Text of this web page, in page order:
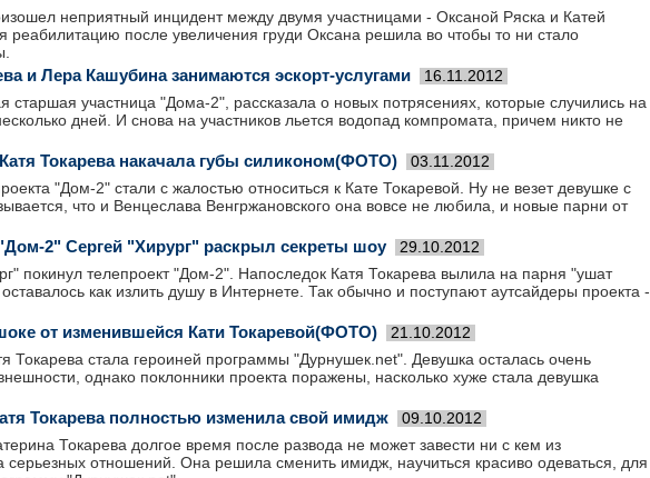
неприятный инцидент между двумя участницами - Оксаной Ряска и Катей
реабилитацию после увеличения груди Оксана решила во чтобы то ни стало
и Лера Кашубина занимаются эскорт-услугами 16.11.2012
старшая участница "Дома-2", рассказала о новых потрясениях, которые случились на
дней. И снова на участников льется водопад компромата, причем никто не
Токарева накачала губы силиконом(ФОТО) 03.11.2012
"Дом-2" стали с жалостью относиться к Кате Токаревой. Ну не везет девушке с
что и Венцеслава Венгржановского она вовсе не любила, и новые парни от
2" Сергей "Хирург" раскрыл секреты шоу 29.10.2012
покинул телепроект "Дом-2". Напоследок Катя Токарева вылила на парня "ушат
как излить душу в Интернете. Так обычно и поступают аутсайдеры проекта -
от изменившейся Кати Токаревой(ФОТО) 21.10.2012
Токарева стала героиней программы "Дурнушек.net". Девушка осталась очень
однако поклонники проекта поражены, насколько хуже стала девушка
Токарева полностью изменила свой имидж 09.10.2012
Токарева долгое время после развода не может завести ни с кем из
серьезных отношений. Она решила сменить имидж, научиться красиво одеваться, для